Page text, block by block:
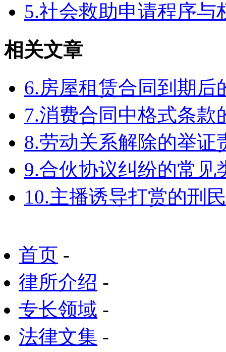
5.社会救助申请程序与
相关文章
6.房屋租赁合同到期后
7.消费合同中格式条款
8.劳动关系解除的举证
9.合伙协议纠纷的常见
10.主播诱导打赏的刑
首页 -
律所介绍 -
专长领域 -
法律文集 -